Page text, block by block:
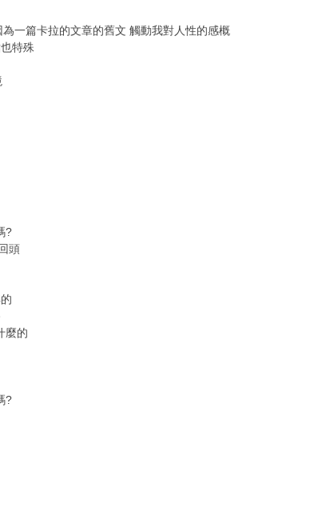
一篇卡拉的文章的舊文 觸動我對人性的感概
特殊
?
頭
麼的
?